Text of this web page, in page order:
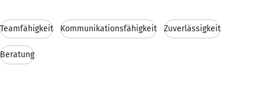
Teamfähigkeit Kommunikationsfähigkeit Zuverlässigkeit
Beratung